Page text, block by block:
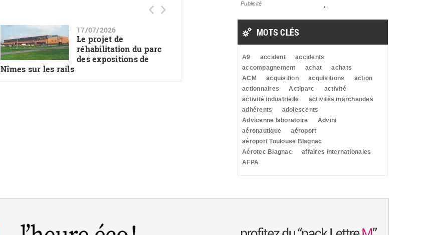
17/07/2026
Le projet de
réhabilitation du parc
des expositions de
Nîmes sur les rails
Publicité
MOTS CLÉS
A9 accident
accidents
accompagnement
achat
achats
ACM
acquisition acquisitions
action
actionnaires
Actiparc
activité
activité industrielle
activités marchandes
adhérents
adolescents
Advicenne laboratoire
Advini
aéronautique
aéroport
aéroport Toulouse Blagnac
Aérotec Blagnac
affaires internationales
AFPA